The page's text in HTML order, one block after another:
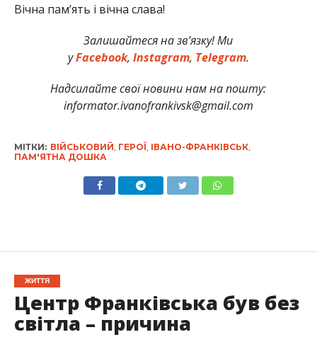
Вічна пам’ять і вічна слава!
Залишайтеся на зв’язку! Ми
уFacebook, Instagram, Telegram.
Надсилайте свої новини нам на пошту:
informator.ivanofrankivsk@gmail.com
МІТКИ: ВІЙСЬКОВИЙ ГЕРОЇ, ІВАНО-ФРАНКІВСЬК,
ПАМ'ЯТНА ДОШКА
ЖИТТЯ
Центр Франківська був без
світла – причина